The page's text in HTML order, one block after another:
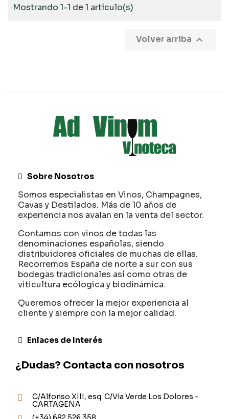
Mostrando 1-1 de 1 artículo(s)
Volver arriba 
Sobre Nosotros
Somos especialistas en Vinos, Champagnes,
Cavas y Destilados. Más de 10 años de
experiencia nos avalan en la venta del sector.
Contamos con vinos de todas las
denominaciones españolas, siendo
distribuidores oficiales de muchas de ellas.
Recorremos España de norte a sur con sus
bodegas tradicionales así como otras de
viticultura ecólogica y biodinámica.
Queremos ofrecer la mejor experiencia al
cliente y siempre con la mejor calidad.
Enlaces de Interés
¿Dudas? Contacta con nosotros
C/Alfonso XIII, esq. C/Vía Verde Los Dolores -
CARTAGENA